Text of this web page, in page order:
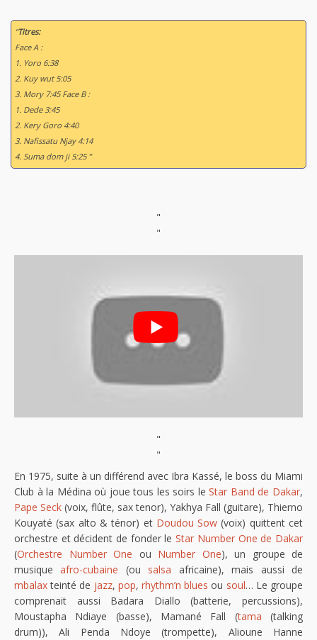
“Titres:
Face A :
1. Yoro 6:38
2. Kuy wut 5:05
3. Mory 7:45 Face B :
1. Dede 3:45
2. Kery Goro 4:40
3. Nafissatu Njay 4:14
4. Suma dom ji 5:25 ”
"
"
"
"
En 1975, suite à un différend avec Ibra Kassé, le boss du Miami
Club à la Médina où joue tous les soirs leStar Band de Dakar,
Pape Seck (voix, flûte, sax tenor), Yakhya Fall (guitare), Thierno
Kouyaté (sax alto & ténor) et Doudou Sow (voix) quittent cet
orchestre et décident de fonder leStar Number One de Dakar
(Orchestre Number One ou Number One), un groupe de
musiqueafro-cubaine (ou salsa africaine), mais aussi de
mbalaxteinté de jazz, pop,rhythm’n blues ou soul… Le groupe
comprenait aussi Badara Diallo (batterie, percussions),
Moustapha Ndiaye (basse), Mamané Fall (tama (talking
drum)), Ali Penda Ndoye (trompette), Alioune Hanne